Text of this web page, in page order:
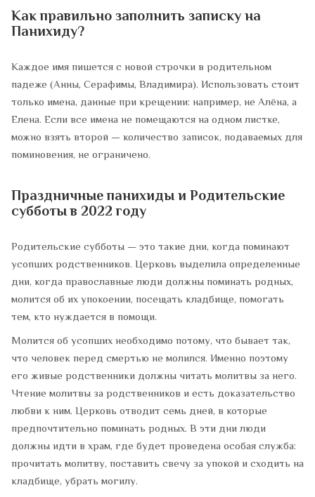
Как правильно заполнить записку на
Панихиду?
Каждое имя пишется с новой строчки в родительном
падеже (Анны, Серафимы, Владимира). Использовать стоит
только имена, данные при крещении: например, не Алёна, а
Елена. Если все имена не помещаются на одном листке,
можно взять второй — количество записок, подаваемых для
поминовения, не ограничено.
Праздничные панихиды и Родительские
субботы в 2022 году
Родительские субботы — это такие дни, когда поминают
усопших родственников. Церковь выделила определенные
дни, когда православные люди должны поминать родных,
молится об их упокоении, посещать кладбище, помогать
тем, кто нуждается в помощи.
Молится об усопших необходимо потому, что бывает так,
что человек перед смертью не молился. Именно поэтому
его живые родственники должны читать молитвы за него.
Чтение молитвы за родственников и есть доказательство
любви к ним. Церковь отводит семь дней, в которые
предпочтительно поминать родных. В эти дни люди
должны идти в храм, где будет проведена особая служба:
прочитать молитву, поставить свечу за упокой и сходить на
кладбище, убрать могилу.